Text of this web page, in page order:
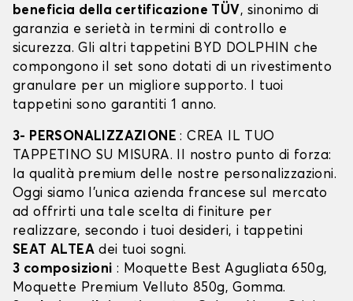
beneficia della certificazione TÜV, sinonimo di
garanzia e serietà in termini di controllo e
sicurezza. Gli altri tappetini BYD DOLPHIN che
compongono il set sono dotati di un rivestimento
granulare per un migliore supporto. I tuoi
tappetini sono garantiti 1 anno.
3- PERSONALIZZAZIONE: CREA IL TUO
TAPPETINO SU MISURA. Il nostro punto di forza:
la qualità premium delle nostre personalizzazioni.
Oggi siamo l’unica azienda francese sul mercato
ad offrirti una tale scelta di finiture per
realizzare, secondo i tuoi desideri, i tappetini
SEAT ALTEA dei tuoi sogni.
3 composizioni : Moquette Best Agugliata 650g,
Moquette Premium Velluto 850g, Gomma.